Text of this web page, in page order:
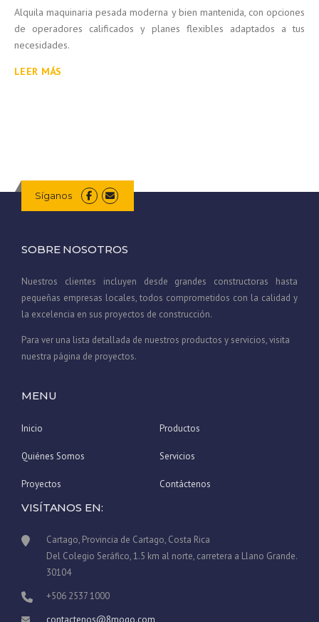
Alquila maquinaria pesada moderna y bien mantenida, con opciones
de operadores calificados y planes flexibles adaptados a tus
necesidades.
LEER MÁS
Síganos
SOBRE NOSOTROS
Nuestros clientes incluyen desde grandes constructoras hasta
pequeñas empresas locales, todos comprometidos con la calidad y
la excelencia en sus proyectos de construcción.
Para ver una lista detallada de nuestros productos y servicios, visita
nuestra página de proyectos.
MENU
Inicio Productos
Quiénes Somos Servicios
Proyectos Contáctenos
VISÍTANOS EN:
Cartago, Provincia de Cartago, Costa Rica
Del Colegio Seráfico, 1.5 km al norte, carretera a Llano Grande.
30104
+506 2537 1000